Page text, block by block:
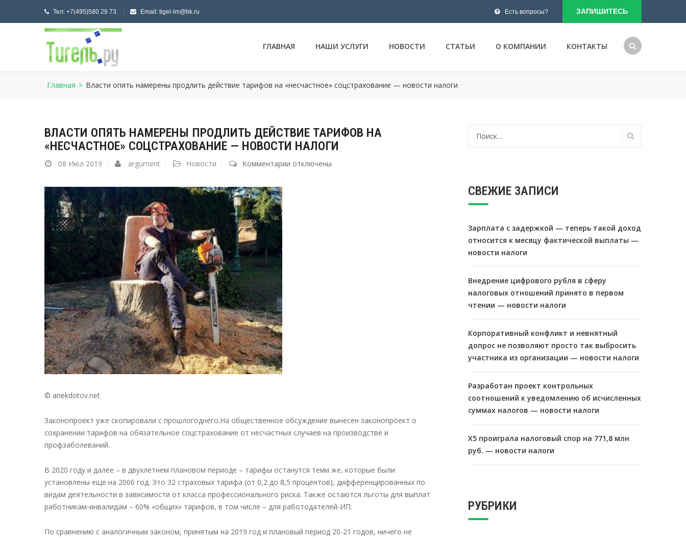
Тел: +7(495)580 29 73 Email: tigel-lm@bk.ru Есть вопросы? ЗАПИШИТЕСЬ
ГЛАВНАЯ НАШИ УСЛУГИ НОВОСТИ СТАТЬИ О КОМПАНИИ КОНТАКТЫ
Главная > Власти опять намерены продлить действие тарифов на «несчастное» соцстрахование — новости налоги
ВЛАСТИ ОПЯТЬ НАМЕРЕНЫ ПРОДЛИТЬ ДЕЙСТВИЕ ТАРИФОВ НА
«НЕСЧАСТНОЕ» СОЦСТРАХОВАНИЕ — НОВОСТИ НАЛОГИ
08 Июл 2019 argument Новости Комментарии котключены
© anekdotov.net
Законопроект уже скопировали с прошлогоднего.На общественное обсуждение вынесен законопроект о
сохранении тарифов на обязательное соцстрахование от несчастных случаев на производстве и
профзаболеваний.
В 2020 году и далее – в двухлетнем плановом периоде – тарифы останутся теми же, которые были
установлены еще на 2006 год. Это 32 страховых тарифа (от 0,2 до 8,5 процентов), дифференцированных по
видам деятельности в зависимости от класса профессионального риска. Также остаются льготы для выплат
работникам-инвалидам – 60% «общих» тарифов, в том числе – для работодателей-ИП.
По сравнению с аналогичным законом, принятым на 2019 год и плановый период 20-21 годов, ничего не
СВЕЖИЕ ЗАПИСИ
Зарплата с задержкой — теперь такой доход
относится к месяцу фактической выплаты —
новости налоги
Внедрение цифрового рубля в сферу
налоговых отношений принято в первом
чтении — новости налоги
Корпоративный конфликт и невнятный
допрос не позволяют просто так выбросить
участника из организации — новости налоги
Разработан проект контрольных
соотношений к уведомлению об исчисленных
суммах налогов — новости налоги
X5 проиграла налоговый спор на 771,8 млн
руб. — новости налоги
РУБРИКИ